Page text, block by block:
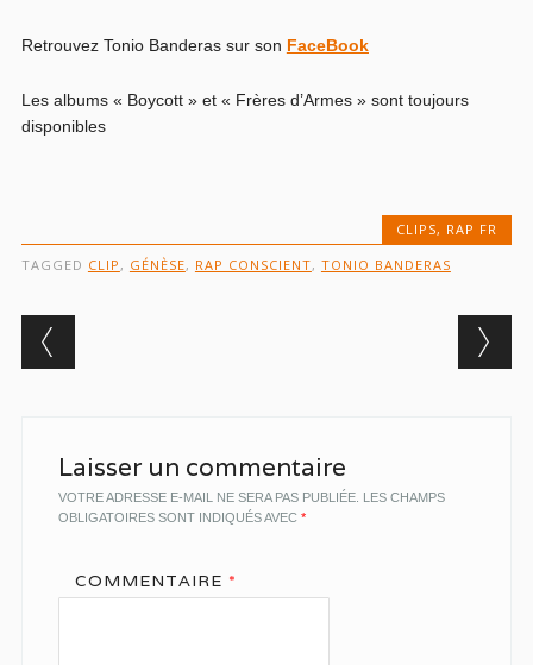
Retrouvez Tonio Banderas sur son FaceBook
Les albums « Boycott » et « Frères d’Armes » sont toujours
disponibles
CLIPS, RAP FR
TAGGED CLIP , GÉNÈSE, RAP CONSCIENT, TONIO BANDERAS
Post navigation
Laisser un commentaire
VOTRE ADRESSE E-MAIL NE SERA PAS PUBLIÉE. LES CHAMPS
OBLIGATOIRES SONT INDIQUÉS AVEC *
COMMENTAIRE *